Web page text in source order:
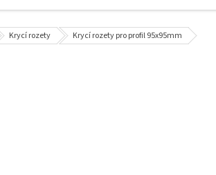
Krycí rozety Krycí rozety pro profil 95x95mm